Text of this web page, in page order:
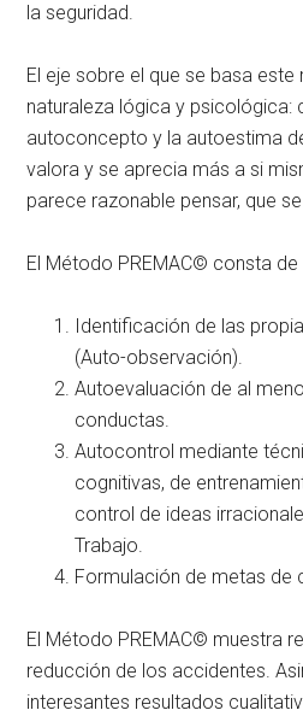
la seguridad.
El eje sobre el que se basa
naturaleza lógica y psicológica:
autoconcepto y la autoestima
valora y se aprecia más a si
parece razonable pensar, que
El Método PREMAC© consta
Identificación de las
(Auto-observación).
Autoevaluación de al
conductas.
Autocontrol mediante
cognitivas, de
control de ideas
Trabajo.
Formulación de metas
El Método PREMAC© muestra
reducción de los accidentes.
interesantes resultados